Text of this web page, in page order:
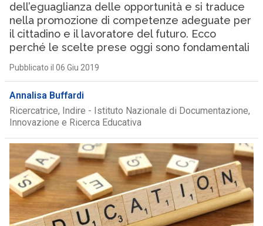
dell’eguaglianza delle opportunità e si traduce
nella promozione di competenze adeguate per
il cittadino e il lavoratore del futuro. Ecco
perché le scelte prese oggi sono fondamentali
Pubblicato il 06 Giu 2019
Annalisa Buffardi
Ricercatrice, Indire - Istituto Nazionale di Documentazione,
Innovazione e Ricerca Educativa